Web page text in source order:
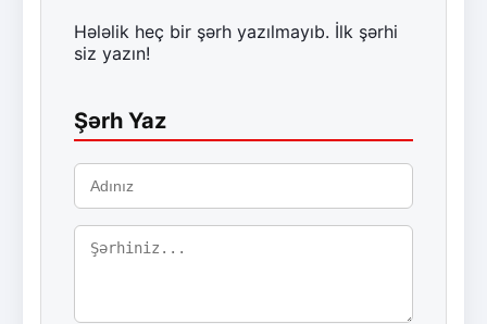
Hələlik heç bir şərh yazılmayıb. İlk şərhi
siz yazın!
Şərh Yaz